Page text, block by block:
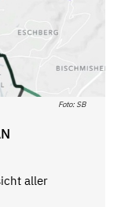
Foto: SB
aller